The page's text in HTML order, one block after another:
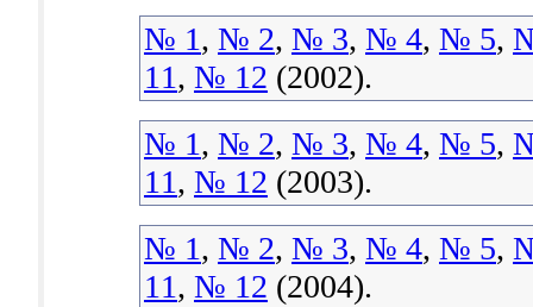
№ 1, № 2, № 3, № 4, № 5,
11, № 12 (2002).
№ 1, № 2, № 3, № 4, № 5,
11, № 12 (2003).
№ 1, № 2, № 3, № 4, № 5,
11, № 12 (2004).